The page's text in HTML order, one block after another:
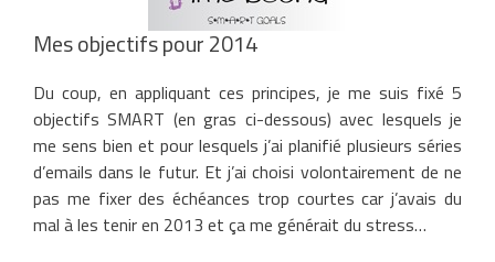
Mes objectifs pour 2014
Du coup, en appliquant ces principes, je me suis fixé 5
objectifs SMART (en gras ci-dessous) avec lesquels je
me sens bien et pour lesquels j’ai planifié plusieurs séries
d’emails dans le futur. Et j’ai choisi volontairement de ne
pas me fixer des échéances trop courtes car j’avais du
mal à les tenir en 2013 et ça me générait du stress…